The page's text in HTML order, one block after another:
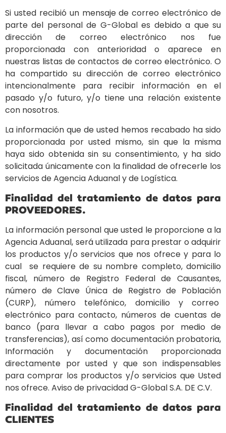
Si usted recibió un mensaje de correo electrónico de
parte del personal de G-Global es debido a que su
dirección de correo electrónico nos fue
proporcionada con anterioridad o aparece en
nuestras listas de contactos de correo electrónico. O
ha compartido su dirección de correo electrónico
intencionalmente para recibir información en el
pasado y/o futuro, y/o tiene una relación existente
con nosotros.
La información que de usted hemos recabado ha sido
proporcionada por usted mismo, sin que la misma
haya sido obtenida sin su consentimiento, y ha sido
solicitada únicamente con la finalidad de ofrecerle los
servicios de Agencia Aduanal y de Logística.
Finalidad del tratamiento de datos para
PROVEEDORES.
La información personal que usted le proporcione a la
Agencia Aduanal, será utilizada para prestar o adquirir
los productos y/o servicios que nos ofrece y para lo
cual se requiere de su nombre completo, domicilio
fiscal, número de Registro Federal de Causantes,
número de Clave Única de Registro de Población
(CURP), número telefónico, domicilio y correo
electrónico para contacto, números de cuentas de
banco (para llevar a cabo pagos por medio de
transferencias), así como documentación probatoria,
Información y documentación proporcionada
directamente por usted y que son indispensables
para comprar los productos y/o servicios que Usted
nos ofrece. Aviso de privacidad G-Global S.A. DE C.V.
Finalidad del tratamiento de datos para
CLIENTES